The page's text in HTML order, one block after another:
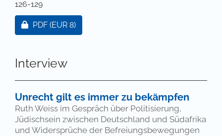
126-129
Zugang für Abonnent/innen oder durch Zahlung
PDF (EUR 8)
Interview
Unrecht gilt es immer zu bekämpfen
Ruth Weiss im Gespräch über Politisierung,
Jüdischsein zwischen Deutschland und Südafrika
und Widersprüche der Befreiungsbewegungen